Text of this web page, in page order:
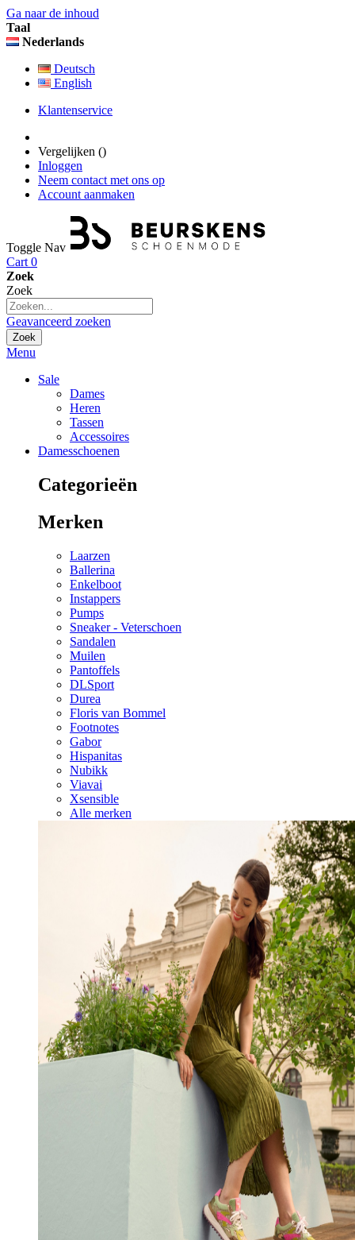
Ga naar de inhoud
Taal
Nederlands
Deutsch
English
Klantenservice
Vergelijken ()
Inloggen
Neem contact met ons op
Account aanmaken
Toggle Nav
Cart 0
Zoek
Zoek
Geavanceerd zoeken
Zoek
Menu
Sale
Dames
Heren
Tassen
Accessoires
Damesschoenen
Categorieën
Merken
Laarzen
Ballerina
Enkelboot
Instappers
Pumps
Sneaker - Veterschoen
Sandalen
Muilen
Pantoffels
DLSport
Durea
Floris van Bommel
Footnotes
Gabor
Hispanitas
Nubikk
Viavai
Xsensible
Alle merken